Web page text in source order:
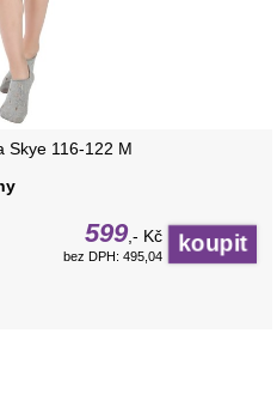
Skye 116-122 M
599 ,- Kč
bez DPH: 495,04